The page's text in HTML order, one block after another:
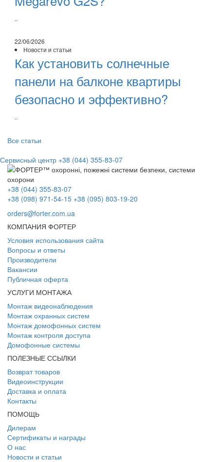
..
22/06/2026
Новости и статьи
Как установить солнечные
панели на балконе квартиры
безопасно и эффективно?
..
Все статьи
Сервисный центр +38 (044) 355-83-07
+38 (044) 355-83-07
+38 (098) 971-54-15 +38 (095) 803-19-20
orders@forter.com.ua
КОМПАНИЯ ФОРТЕР
Условия использования сайта
Вопросы и ответы
Производители
Вакансии
Публичная оферта
УСЛУГИ МОНТАЖА
Монтаж видеонаблюдения
Монтаж охранных систем
Монтаж домофонных систем
Монтаж контроля доступа
Домофонные системы
ПОЛЕЗНЫЕ ССЫЛКИ
Возврат товаров
Видеоинструкции
Доставка и оплата
Контакты
ПОМОЩЬ
Дилерам
Сертификаты и награды
О нас
Новости и статьи